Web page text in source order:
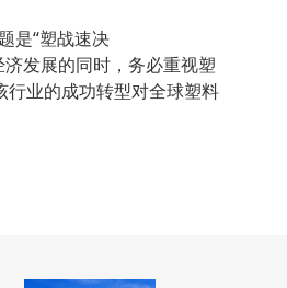
是“塑战速决
发展的同时，务必重视塑
业的成功转型对全球塑料